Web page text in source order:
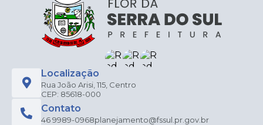
Localização
Rua João Arisi, 115, Centro
CEP: 85618-000
Contato
46 9989-0968planejamento@fssul.pr.gov.br